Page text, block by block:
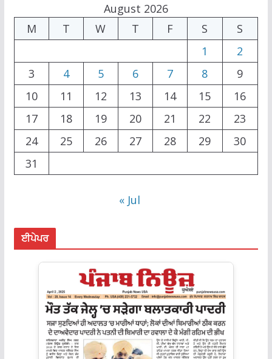
August 2026
M
T W T F S
S
1
2
3
4 5 6 7 8
9
10
11 12 13 14 15
16
17
18 19 20 21 22
23
24
25 26 27 28 29
30
31
« Jul
ਈਪੇਪਰ